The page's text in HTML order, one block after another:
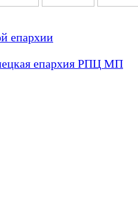
епархии
епархия РПЦ МП